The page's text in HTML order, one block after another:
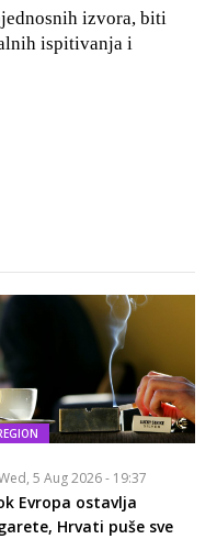
izvora, biti
ispitivanja i
5 Aug 2026 - 19:37
Evropa ostavlja
Hrvati puše sve